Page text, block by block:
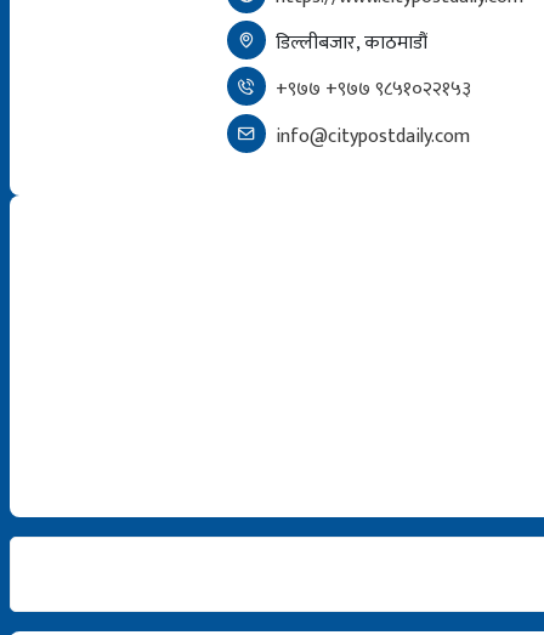
डिल्लीबजार, काठमाडौं
+९७७ +९७७ ९८५१०२२१५३
info@citypostdaily.com